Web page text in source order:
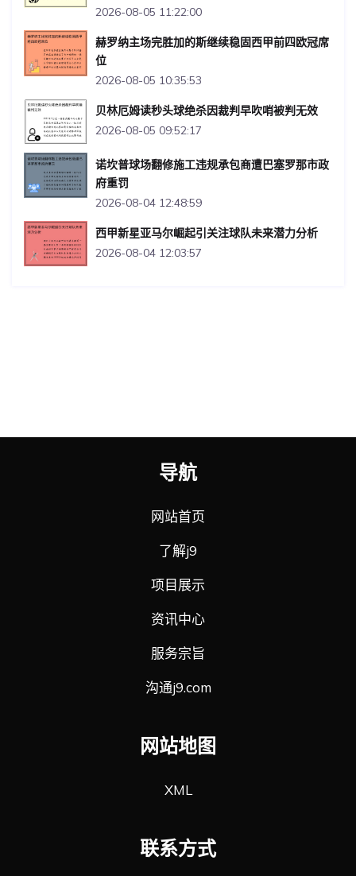
2026-08-05 11:22:00
赫罗纳主场完胜加的斯继续稳固西甲前四欧冠席
位
2026-08-05 10:35:53
贝林厄姆读秒头球绝杀因裁判早吹哨被判无效
2026-08-05 09:52:17
诺坎普球场翻修施工违规承包商遭巴塞罗那市政
府重罚
2026-08-04 12:48:59
西甲新星亚马尔崛起引关注球队未来潜力分析
2026-08-04 12:03:57
导航
网站首页
了解j9
项目展示
资讯中心
服务宗旨
沟通j9.com
网站地图
XML
联系方式